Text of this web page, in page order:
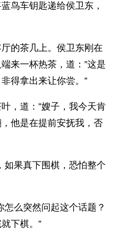
鸟车钥匙递给侯卫东，
的茶几上。侯卫东刚在
来一杯热茶，道：”这是
得拿出来让你尝。”
，道：”嫂子，我今天肯
他是在提前安抚我，否
如果真下围棋，恐怕整个
怎么突然问起这个话题？
下棋。”